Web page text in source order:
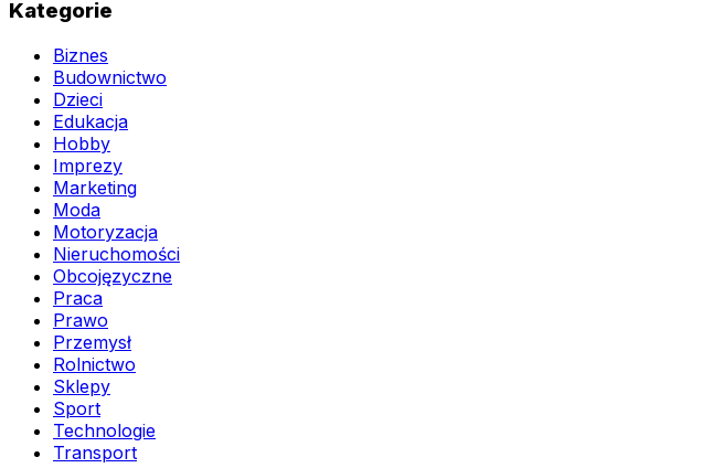
Kategorie
Biznes
Budownictwo
Dzieci
Edukacja
Hobby
Imprezy
Marketing
Moda
Motoryzacja
Nieruchomości
Obcojęzyczne
Praca
Prawo
Przemysł
Rolnictwo
Sklepy
Sport
Technologie
Transport